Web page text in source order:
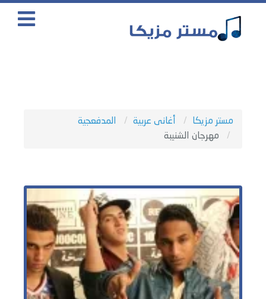
مستر مزيكا أغانى عربية
المدفعجية
مهرجان الشنيبة